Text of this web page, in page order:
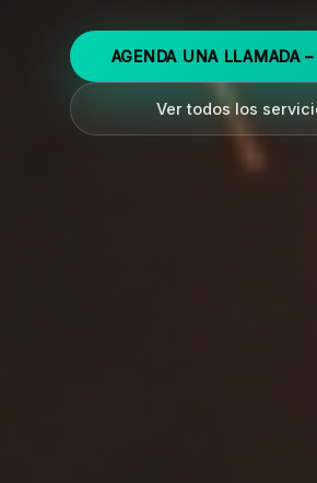
AGENDA UNA LLAMADA
Ver todos los